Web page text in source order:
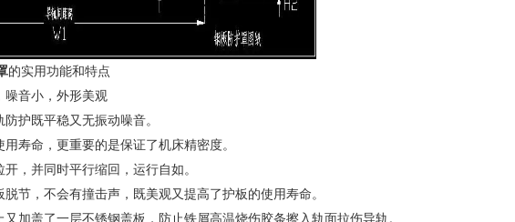
的实用功能和特点
噪音小，外形美观
护既平稳又无振动噪音。
寿命，更重要的是保证了机床精密度。
，并同时平行缩回，运行自如。
节，不会有撞击声，既美观又提高了护板的使用寿命。
加盖了一层不锈钢盖板，防止铁屑高温烧伤胶条擦入轨面拉伤导轨。